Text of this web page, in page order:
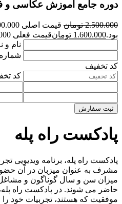
دوره جامع آموزش عکاسی و
2.500.000 تومان
بود.1.600.000 تومانقیمت فعلی 1.600.000 تومان است.
نام و
کد تخفیف
کد
ثبت سفارش
پادکست راه پله
پادکست راه پله، برنامه ویدیویی
مشرف به عنوان میزبان در آن
میزان سن و سال گوناگون و
حاضر می شوند. در پادکست راه
موفقیت که هستند، تجربیات خود